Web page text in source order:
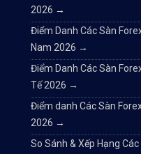
2026 →
Điểm Danh Các Sàn
Nam 2026 →
Điểm Danh Các Sàn
Tế 2026 →
Điểm danh Các Sàn
2026 →
So Sánh & Xếp Hạng